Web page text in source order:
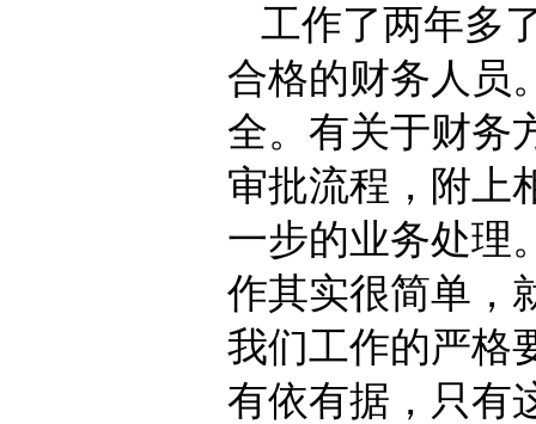
工作了两年多
合格的财务人员
全。有关于财务
审批流程，附上
一步的业务处理
作其实很简单，
我们工作的严格
有依有据，只有